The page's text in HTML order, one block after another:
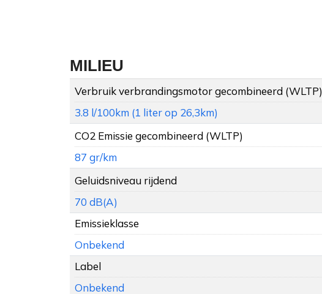
MILIEU
Verbruik verbrandingsmotor gecombineerd (WLTP)
3.8 l/100km (1 liter op 26,3km)
CO2 Emissie gecombineerd (WLTP)
87 gr/km
Geluidsniveau rijdend
70 dB(A)
Emissieklasse
Onbekend
Label
Onbekend